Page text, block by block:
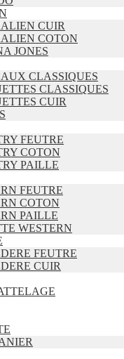
CUIR
COTON
JONES
CLASSIQUES
CLASSIQUES
CUIR
FEUTRE
COTON
PAILLE
FEUTRE
COTON
PAILLE
WESTERN
FEUTRE
CUIR